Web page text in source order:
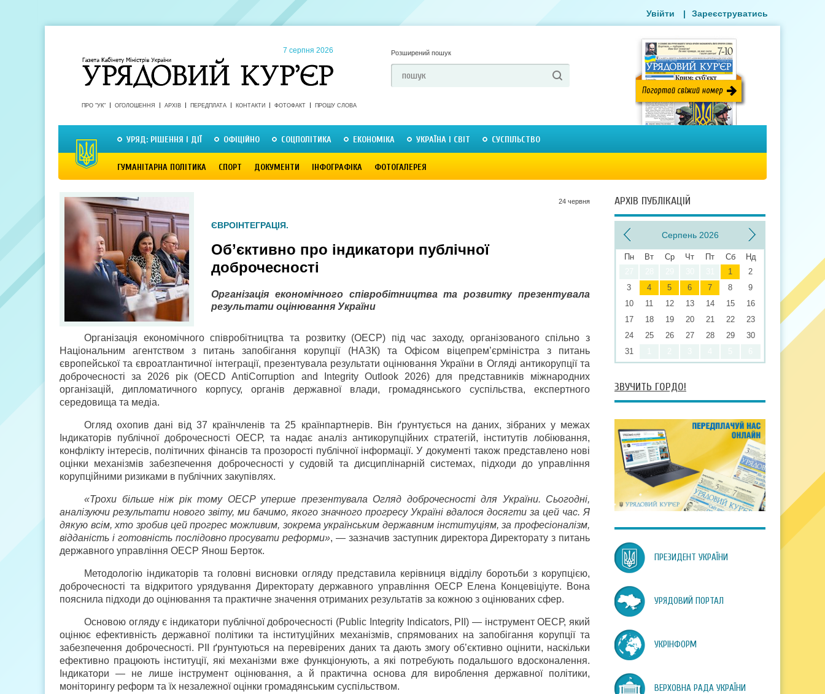
7 серпня 2026 Розширений пошук
ПРО "УК" ОГОЛОШЕННЯ АРХІВ ПЕРЕДПЛАТА КОНТАКТИ ФОТОФАКТ ПРОШУ СЛОВА
УРЯД: РІШЕННЯ І ДІЇ ОФІЦІЙНО СОЦПОЛІТИКА ЕКОНОМІКА УКРАЇНА І СВІТ СУСПІЛЬСТВО
ГУМАНІТАРНА ПОЛІТИКА СПОРТ ДОКУМЕНТИ ІНФОГРАФІКА ФОТОГАЛЕРЕЯ
Увійти | Зареєструватись
24 червня
ЄВРОІНТЕГРАЦІЯ.
Об’єктивно про індикатори публічної
доброчесності
Організація економічного співробітництва та розвитку презентувала
результати оцінювання України
Організація економічного співробітництва та розвитку (ОЕСР) під час заходу, організованого спільно з
Національним агентством з питань запобігання корупції (НАЗК) та Офісом віцепрем’єр­міністра з питань
європейської та євроатлантичної інтеграції, презентувала результати оцінювання України в Огляді антикорупції та
доброчесності за 2026 рік (OECD Anti­Corruption and Integrity Outlook 2026) для представників міжнародних
організацій, дипломатичного корпусу, органів державної влади, громадянського суспільства, експертного
середовища та медіа.
Огляд охопив дані від 37 країн­членів та 25 країн­партнерів. Він ґрунтується на даних, зібраних у межах
Індикаторів публічної доброчесності ОЕСР, та надає аналіз антикорупційних стратегій, інститутів лобіювання,
конфлікту інтересів, політичних фінансів та прозорості публічної інформації. У документі також представлено нові
оцінки механізмів забезпечення доброчесності у судовій та дисциплінарній системах, підходи до управління
корупційними ризиками в публічних закупівлях.
«Трохи більше ніж рік тому ОЕСР уперше презентувала Огляд доброчесності для України. Сьогодні,
аналізуючи результати нового звіту, ми бачимо, якого значного прогресу Україні вдалося досягти за цей час. Я
дякую всім, хто зробив цей прогрес можливим, зокрема українським державним інституціям, за професіоналізм,
відданість і готовність послідовно просувати реформи», — зазначив заступник директора Директорату з питань
державного управління ОЕСР Янош Берток.
Методологію індикаторів та головні висновки огляду представила керівниця відділу боротьби з корупцією,
доброчесності та відкритого урядування Директорату державного управління ОЕСР Елена Концевіціуте. Вона
пояснила підходи до оцінювання та практичне значення отриманих результатів за кожною з оцінюваних сфер.
Основою огляду є індикатори публічної доброчесності (Public Integrity Indicators, PII) — інструмент ОЕСР, який
оцінює ефективність державної політики та інституційних механізмів, спрямованих на запобігання корупції та
забезпечення доброчесності. PII ґрунтуються на перевірених даних та дають змогу об’єктивно оцінити, наскільки
ефективно працюють інституції, які механізми вже функціонують, а які потребують подальшого вдосконалення.
Індикатори — не лише інструмент оцінювання, а й практична основа для вироблення державної політики,
моніторингу реформ та їх незалежної оцінки громадянським суспільством.
АРХІВ ПУБЛІКАЦІЙ
Серпень 2026
Пн Вт Ср Чт Пт Сб
Нд
1
2
3
4 5 6 7 8
9
10
11 12 13 14 15
16
17
18 19 20 21 22
23
24
25 26 27 28 29
30
31
ЗВУЧИТЬ ГОРДО!
ПРЕЗИДЕНТ УКРАЇНИ
УРЯДОВИЙ ПОРТАЛ
УКРІНФОРМ
ВЕРХОВНА РАДА УКРАЇНИ